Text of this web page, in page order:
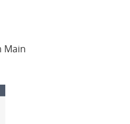
Main